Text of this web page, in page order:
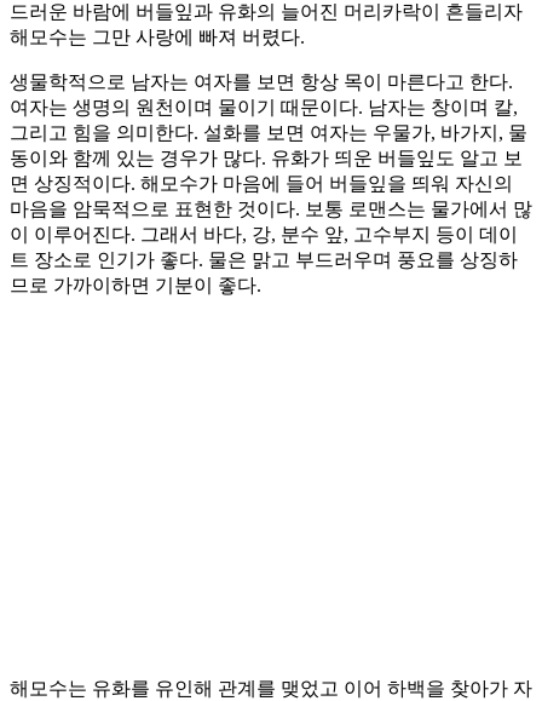
드러운 바람에 버들잎과 유화의 늘어진 머리카락이 흔들리자
해모수는 그만 사랑에 빠져 버렸다.
생물학적으로 남자는 여자를 보면 항상 목이 마른다고 한다.
여자는 생명의 원천이며 물이기 때문이다. 남자는 창이며 칼,
그리고 힘을 의미한다. 설화를 보면 여자는 우물가, 바가지, 물
동이와 함께 있는 경우가 많다. 유화가 띄운 버들잎도 알고 보
면 상징적이다. 해모수가 마음에 들어 버들잎을 띄워 자신의
마음을 암묵적으로 표현한 것이다. 보통 로맨스는 물가에서 많
이 이루어진다. 그래서 바다, 강, 분수 앞, 고수부지 등이 데이
트 장소로 인기가 좋다. 물은 맑고 부드러우며 풍요를 상징하
므로 가까이하면 기분이 좋다.
해모수는 유화를 유인해 관계를 맺었고 이어 하백을 찾아가 자